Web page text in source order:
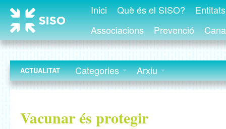
Inici Què és el SISO?
Associacions
Prevenció
ACTUALITAT Categories Arxiu
Vacunar és protegir